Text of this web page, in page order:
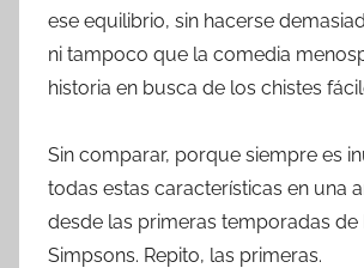
ese equilibrio, sin hacerse
ni tampoco que la comedia
historia en busca de los chistes
Sin comparar, porque siempre es
todas estas características en una
desde las primeras temporadas de
Simpsons. Repito, las primeras.